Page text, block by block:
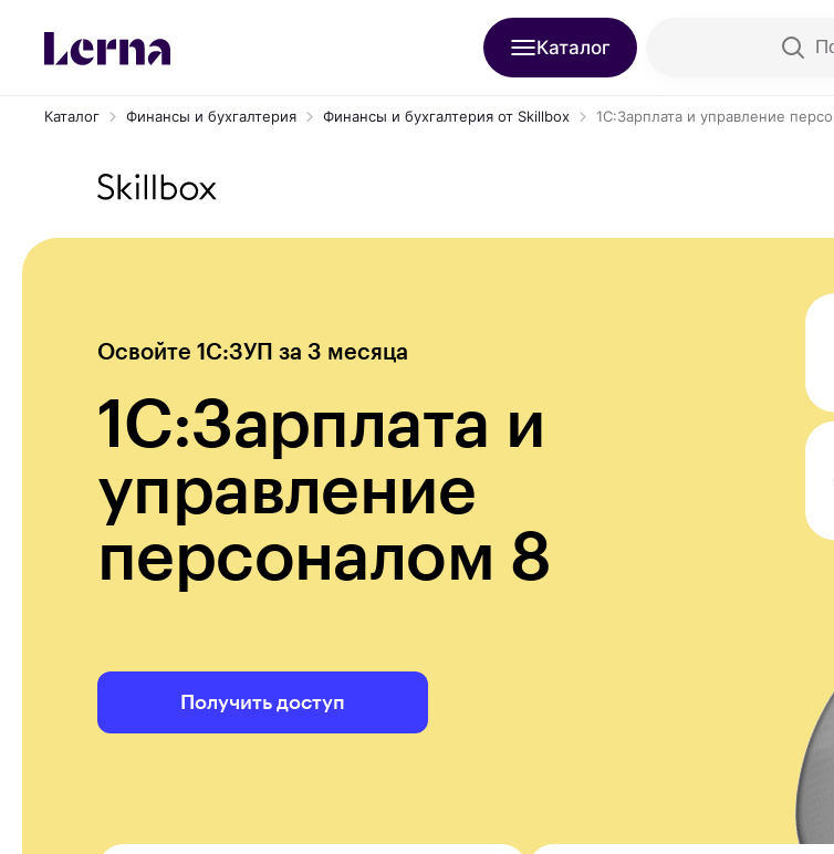
Каталог
Каталог Финансы и бухгалтерия Финансы и бухгалтерия от Skillbox 1С:Зарплата и управление
1С:Зарплата и
управление
персоналом 8
Освойте 1С:ЗУП за 3 месяца
Получить доступ